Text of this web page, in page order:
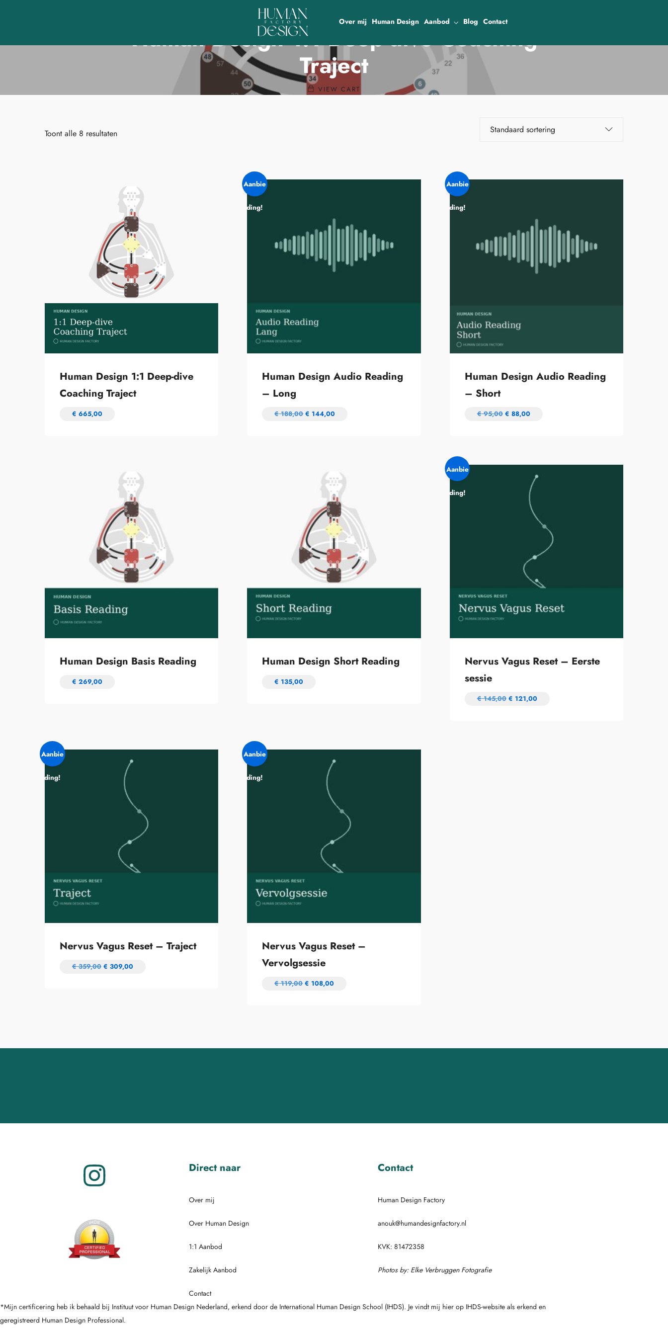
Over mij Human Design Aanbod Blog Contact
Human Design 1:1 Deep-dive Coaching
Traject
VIEW CART
Toont alle 8 resultaten
Human Design 1:1 Deep-dive
Coaching Traject
€ 665,00
Aanbie
ding!
Human Design Audio Reading
– Long
€188,00 € 144,00
Aanbie
ding!
Human Design Audio Reading
– Short
€95,00 € 88,00
Human Design Basis Reading
€ 269,00
Human Design Short Reading
€ 135,00
Aanbie
ding!
Nervus Vagus Reset – Eerste
sessie
€145,00 € 121,00
Aanbie
ding!
Nervus Vagus Reset – Traject
€359,00 € 309,00
Aanbie
ding!
Nervus Vagus Reset –
Vervolgsessie
€119,00 € 108,00
Direct naar
Over mij
Over Human Design
1:1 Aanbod
Zakelijk Aanbod
Contact
Contact
Human Design Factory
anouk@humandesignfactory.nl
KVK: 81472358
Photos by: Elke Verbruggen Fotografie
*Mijn certificering heb ik behaald bij Instituut voor Human Design Nederland, erkend door de International Human Design School (IHDS). Je vindt mij hier op IHDS-website als erkend en
geregistreerd Human Design Professional.